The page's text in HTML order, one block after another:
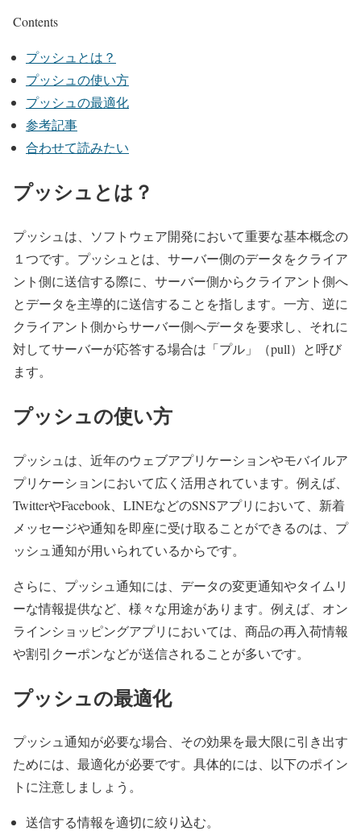
Contents
プッシュとは？
プッシュの使い方
プッシュの最適化
参考記事
合わせて読みたい
プッシュとは？
プッシュは、ソフトウェア開発において重要な基本概念の
１つです。プッシュとは、サーバー側のデータをクライア
ント側に送信する際に、サーバー側からクライアント側へ
とデータを主導的に送信することを指します。一方、逆に
クライアント側からサーバー側へデータを要求し、それに
対してサーバーが応答する場合は「プル」（pull）と呼び
ます。
プッシュの使い方
プッシュは、近年のウェブアプリケーションやモバイルア
プリケーションにおいて広く活用されています。例えば、
TwitterやFacebook、LINEなどのSNSアプリにおいて、新着
メッセージや通知を即座に受け取ることができるのは、プ
ッシュ通知が用いられているからです。
さらに、プッシュ通知には、データの変更通知やタイムリ
ーな情報提供など、様々な用途があります。例えば、オン
ラインショッピングアプリにおいては、商品の再入荷情報
や割引クーポンなどが送信されることが多いです。
プッシュの最適化
プッシュ通知が必要な場合、その効果を最大限に引き出す
ためには、最適化が必要です。具体的には、以下のポイン
トに注意しましょう。
送信する情報を適切に絞り込む。